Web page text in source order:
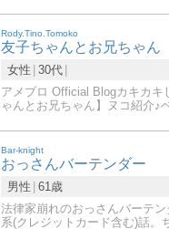
Rody.Tino.Tomoko
友子ちゃんとお兄ちゃん
女性 30代
アメブロ Official Blogカキカキ
ゃんとお兄ちゃん】ヌコ紹介♪
Bar-knight
おっさんバーテンダー
男性 61歳
法律家崩れのおっさんバーテ
系(クレジットカード含む)話。